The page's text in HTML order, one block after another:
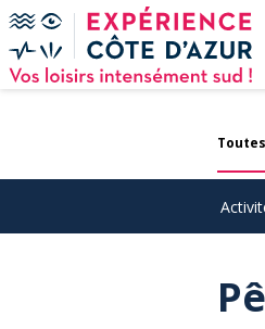
Panneau de gestion des cookies